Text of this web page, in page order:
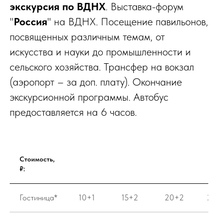
экскурсия по ВДНХ. Выставка-форум
"Россия" на ВДНХ. Посещение павильонов,
посвященных различным темам, от
искусства и науки до промышленности и
сельского хозяйства. Трансфер на вокзал
(аэропорт – за доп. плату). Окончание
экскурсионной программы. Автобус
предоставляется на 6 часов.
Стоимость,
₽:
Гостиница* 10+1 15+2 20+2